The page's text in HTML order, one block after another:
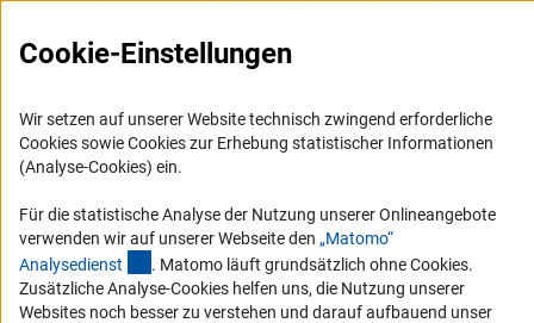
und Feldversuchen. Sie nutzt es als Indikator für die Entstehung
bestimmter Gesteine und blickt somit in die Erdgeschichte
Gesteinsarten vor, doch seine komplexe chemische
Kristallstruktur und sein konkretes Verhalten bleiben eine
Herausforderung. Diesen Themen widmet Berryman sich in
betrachtet sie beispielsweise die Entstehung von kalium- oder
ammoniumreichem Turmalin im Labor und gleichzeitig die
Gesteinsflüsse am österreichischen Pfitscher Joch und wie das
Mineral dort entstanden sein kann.
Cookie-Einstellungen
Wir setzen auf unserer Website technisch zwingend erforderliche
Cookies sowie Cookies zur Erhebung statistischer Informationen
(Analyse-Cookies) ein.
Für die statistische Analyse der Nutzung unserer Onlineangebote
verwenden wir auf unserer Webseite den „Matomo“
Analysedienst (externer Link)
. Matomo läuft grundsätzlich ohne Cookies.
Zusätzliche Analyse-Cookies helfen uns, die Nutzung unserer
Websites noch besser zu verstehen und darauf aufbauend unser